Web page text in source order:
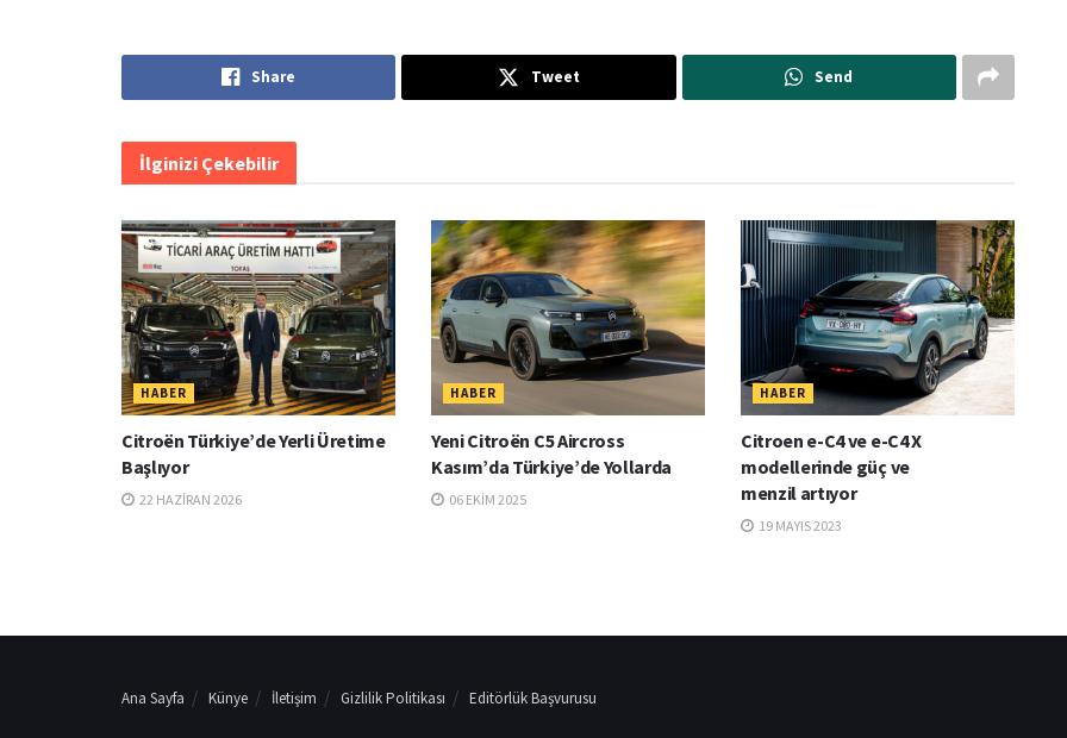
Share Tweet Send
İlginizi Çekebilir
HABER
Citroën Türkiye’de Yerli Üretime
Başlıyor
22 HAZIRAN 2026
HABER
Yeni Citroën C5 Aircross
Kasım’da Türkiye’de Yollarda
06 EKIM 2025
HABER
Citroen e-C4 ve e-C4 X
modellerinde güç ve
menzil artıyor
19 MAYIS 2023
Ana Sayfa Künye İletişim Gizlilik Politikası Editörlük Başvurusu